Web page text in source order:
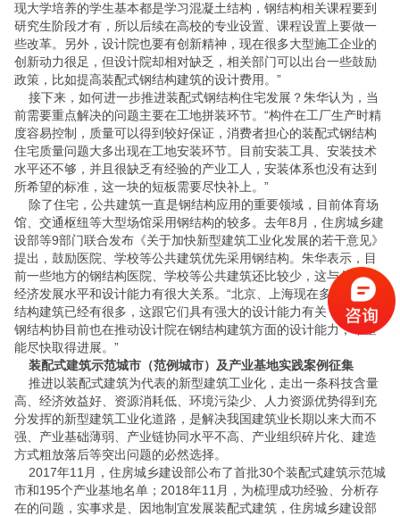
现大学培养的学生基本都是学习混凝土结构，钢结构相关课程要到
研究生阶段才有，所以后续在高校的专业设置、课程设置上要做一
些改革。另外，设计院也要有创新精神，现在很多大型施工企业的
创新动力很足，但设计院却相对缺乏，相关部门可以出台一些鼓励
政策，比如提高装配式钢结构建筑的设计费用。”
接下来，如何进一步推进装配式钢结构住宅发展？朱华认为，当
前需要重点解决的问题主要在工地拼装环节。“构件在工厂生产时精
度容易控制，质量可以得到较好保证，消费者担心的装配式钢结构
住宅质量问题大多出现在工地安装环节。目前安装工具、安装技术
水平还不够，并且很缺乏有经验的产业工人，安装体系也没有达到
所希望的标准，这一块的短板需要尽快补上。”
除了住宅，公共建筑一直是钢结构应用的重要领域，目前体育场
馆、交通枢纽等大型场馆采用钢结构的较多。去年8月，住房城乡建
设部等9部门联合发布《关于加快新型建筑工业化发展的若干意见》
提出，鼓励医院、学校等公共建筑优先采用钢结构。朱华表示，目
前一些地方的钢结构医院、学校等公共建筑还比较少，这与各地的
经济发展水平和设计能力有很大关系。“北京、上海现在多高层的钢
结构建筑已经有很多，这跟它们具有强大的设计能力有关，安徽省
钢结构协目前也在推动设计院在钢结构建筑方面的设计能力，希望
能尽快取得进展。”
装配式建筑示范城市（范例城市）及产业基地实践案例征集
推进以装配式建筑为代表的新型建筑工业化，走出一条科技含量
高、经济效益好、资源消耗低、环境污染少、人力资源优势得到充
分发挥的新型建筑工业化道路，是解决我国建筑业长期以来大而不
强、产业基础薄弱、产业链协同水平不高、产业组织碎片化、建造
方式粗放落后等突出问题的必然选择。
2017年11月，住房城乡建设部公布了首批30个装配式建筑示范城
市和195个产业基地名单；2018年11月，为梳理成功经验、分析存
在的问题，实事求是、因地制宜发展装配式建筑，住房城乡建设部